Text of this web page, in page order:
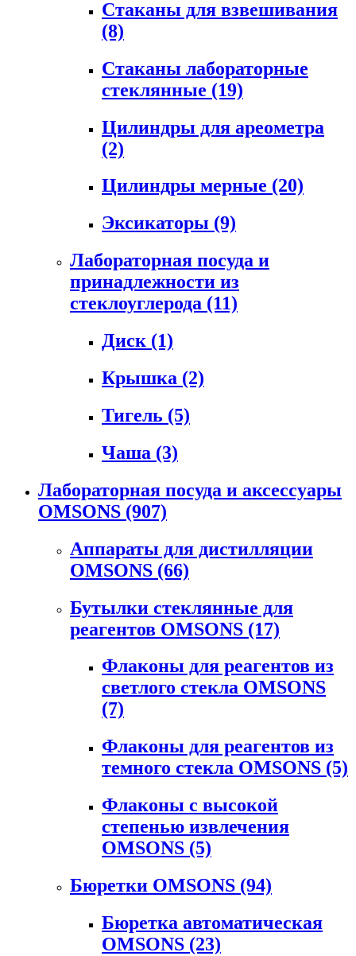
Стаканы для взвешивания
(8)
Стаканы лабораторные
стеклянные (19)
Цилиндры для ареометра
(2)
Цилиндры мерные (20)
Эксикаторы (9)
Лабораторная посуда и
принадлежности из
стеклоуглерода (11)
Диск (1)
Крышка (2)
Тигель (5)
Чаша (3)
Лабораторная посуда и аксессуары
OMSONS (907)
Аппараты для дистилляции
OMSONS (66)
Бутылки стеклянные для
реагентов OMSONS (17)
Флаконы для реагентов из
светлого стекла OMSONS
(7)
Флаконы для реагентов из
темного стекла OMSONS (5)
Флаконы с высокой
степенью извлечения
OMSONS (5)
Бюретки OMSONS (94)
Бюретка автоматическая
OMSONS (23)